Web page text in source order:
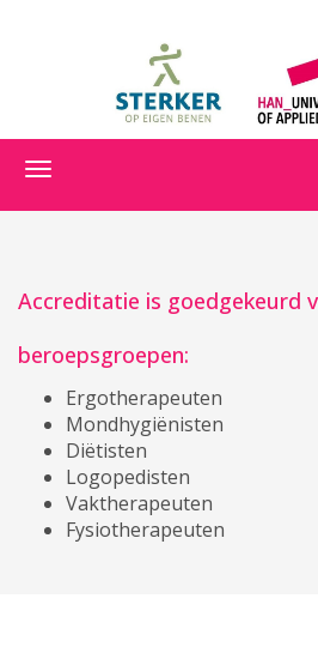
Accreditatie is goedgekeurd
beroepsgroepen:
Ergotherapeuten
Mondhygiënisten
Diëtisten
Logopedisten
Vaktherapeuten
Fysiotherapeuten